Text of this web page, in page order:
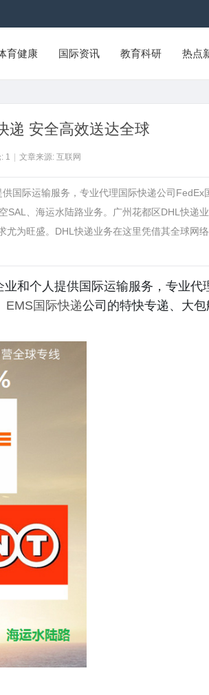
育健康 国际资讯 教育科研 热点
递 安全高效送达全球
1 文章来源: 互联网
国际运输服务，专业代理国际快递公司FedEx
SAL、海运水陆路业务。广州花都区DHL快递
为旺盛。DHL快递业务在这里凭借其全球网络
和个人提供国际运输服务，专业代
EMS国际快递公司的特快专递、大包